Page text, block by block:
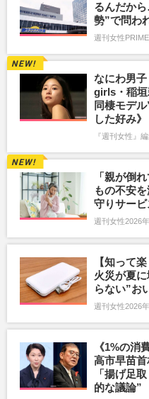
るんだか
勢”で問わ
週刊女性PRIME
なにわ男
girls・稲垣
同棲モデ
した好み
『週刊女性』
「親が倒
もの不安
守りサー
週刊女性2026
【知って
火災が夏
らない”お
週刊女性2026
《1%の消
高市早苗
「揚げ足
的な議論”